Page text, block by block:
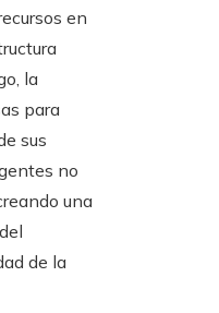
en
la
para
sus
no
una
de la